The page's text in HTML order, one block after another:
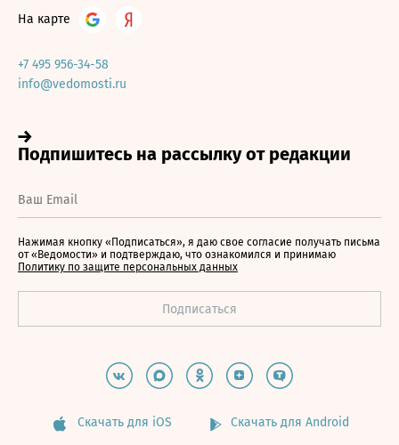
На карте
+7 495 956-34-58
info@vedomosti.ru
Нажимая кнопку «Подписаться», я даю свое согласие получать письма
от «Ведомости» и подтверждаю, что ознакомился и принимаю
Политику по защите персональных данных
Скачать для iOS Скачать для Android